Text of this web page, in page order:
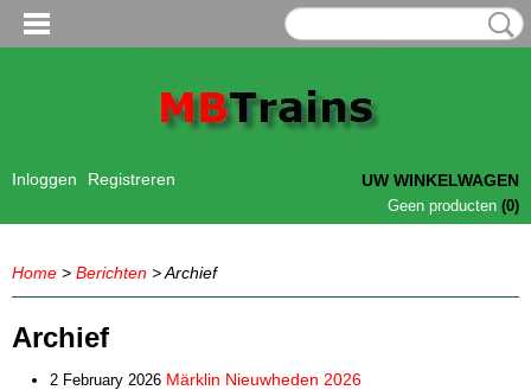
Inloggen Registreren UW WINKELWAGEN
Geen producten (0)
Home > Berichten > Archief
Archief
2 February 2026 Märklin Nieuwheden 2026